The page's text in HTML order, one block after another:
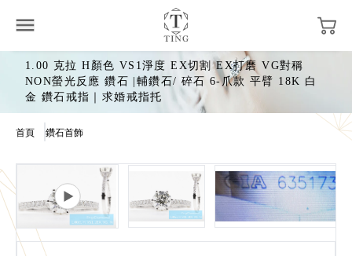
1.00 克拉 H顏色 VS1淨度 EX切割 EX打磨 VG對稱
NON螢光反應 鑽石 |輔鑽石/ 碎石 6-爪款 平臂 18K 白
金 鑽石戒指｜求婚戒指托
首頁 鑽石首飾